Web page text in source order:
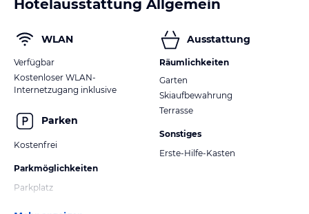
Hotelausstattung Allgemein
WLAN
Verfügbar
Kostenloser WLAN-
Internetzugang inklusive
Parken
Kostenfrei
Parkmöglichkeiten
Parkplatz
Ausstattung
Räumlichkeiten
Garten
Skiaufbewahrung
Terrasse
Sonstiges
Erste-Hilfe-Kasten